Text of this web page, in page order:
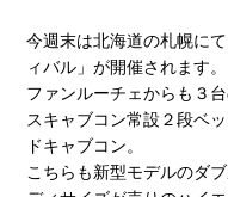
今週末は北海道の札幌に
ィバル」が開催されます。
ファンルーチェからも３
スキャブコン常設２段ベ
ドキャブコン。
こちらも新型モデルのダ